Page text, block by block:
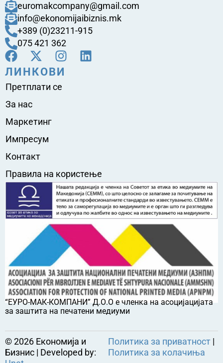
euromakcompany@gmail.com
info@ekonomijaibiznis.mk
+389 (0)23211-915
075 421 362
ЛИНКОВИ
Претплати се
За нас
Маркетинг
Импресум
Контакт
Правила на користење
“ЕУРО-МАК-КОМПАНИ” Д.О.О е членка на асоцијацијата
за заштита на печатени медиуми
©2026 Економија и
Бизнис | Developed by:
Политика за приватност |
Политика за колачиња